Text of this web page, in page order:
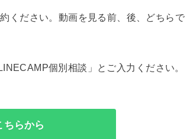
ください。動画を見る前、後、どちらで
個別相談」とご入力ください。
らから